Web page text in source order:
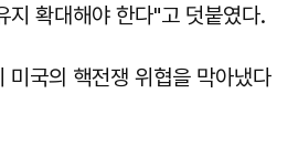
지 확대해야 한다"고 덧붙였다.
미국의 핵전쟁 위협을 막아냈다